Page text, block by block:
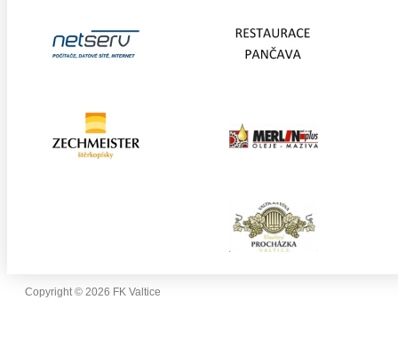
Copyright © 2026 FK Valtice